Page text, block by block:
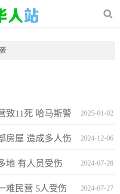
2025-01-02
致11死 哈马斯警
2024-12-06
房屋 造成多人伤
2024-07-28
地 有人员受伤
2024-07-27
难民营 5人受伤